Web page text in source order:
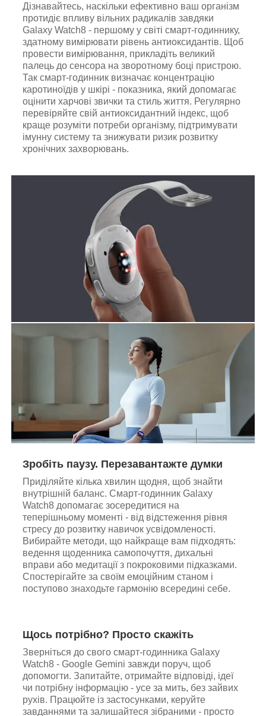
Дізнавайтесь, наскільки ефективно ваш організм
протидіє впливу вільних радикалів завдяки
Galaxy Watch8 - першому у світі смарт-годиннику,
здатному вимірювати рівень антиоксидантів. Щоб
провести вимірювання, прикладіть великий
палець до сенсора на зворотному боці пристрою.
Так смарт-годинник визначає концентрацію
каротиноїдів у шкірі - показника, який допомагає
оцінити харчові звички та стиль життя. Регулярно
перевіряйте свій антиоксидантний індекс, щоб
краще розуміти потреби організму, підтримувати
імунну систему та знижувати ризик розвитку
хронічних захворювань.
Зробіть паузу. Перезавантажте думки
Приділяйте кілька хвилин щодня, щоб знайти
внутрішній баланс. Смарт-годинник Galaxy
Watch8 допомагає зосередитися на
теперішньому моменті - від відстеження рівня
стресу до розвитку навичок усвідомленості.
Вибирайте методи, що найкраще вам підходять:
ведення щоденника самопочуття, дихальні
вправи або медитації з покроковими підказками.
Спостерігайте за своїм емоційним станом і
поступово знаходьте гармонію всередині себе.
Щось потрібно? Просто скажіть
Зверніться до свого смарт-годинника Galaxy
Watch8 - Google Gemini завжди поруч, щоб
допомогти. Запитайте, отримайте відповіді, ідеї
чи потрібну інформацію - усе за мить, без зайвих
рухів. Працюйте із застосунками, керуйте
завданнями та залишайтеся зібраними - просто